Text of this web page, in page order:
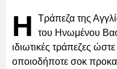
Η
Τράπεζα της
του Ηνωμένου
ιδιωτικές τράπεζες
οποιοδήποτε σοκ